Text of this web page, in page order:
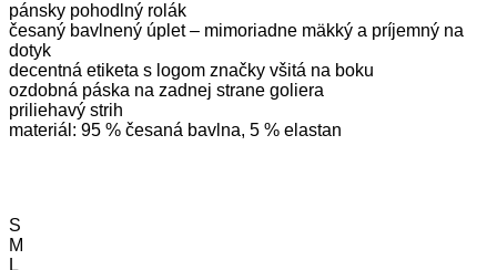
pánsky pohodlný rolák
česaný bavlnený úplet – mimoriadne mäkký a príjemný na
dotyk
decentná etiketa s logom značky všitá na boku
ozdobná páska na zadnej strane goliera
priliehavý strih
materiál: 95 % česaná bavlna, 5 % elastan
S
M
L